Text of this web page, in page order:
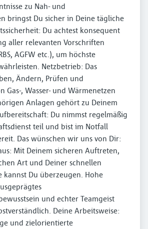
zu Nah- und
bringst Du sicher in Deine tägliche
Du achtest konsequent
aller relevanten Vorschriften
AGFW etc.), um höchste
Netzbetrieb: Das
Ändern, Prüfen und
Gas-, Wasser- und Wärmenetzen
Anlagen gehört zu Deinem
Du nimmst regelmäßig
teil und bist im Notfall
Das wünschen wir uns von Dir:
Mit Deinem sicheren Auftreten,
Art und Deiner schnellen
kannst Du überzeugen. Hohe
und echter Teamgeist
Deine Arbeitsweise:
und zielorientierte